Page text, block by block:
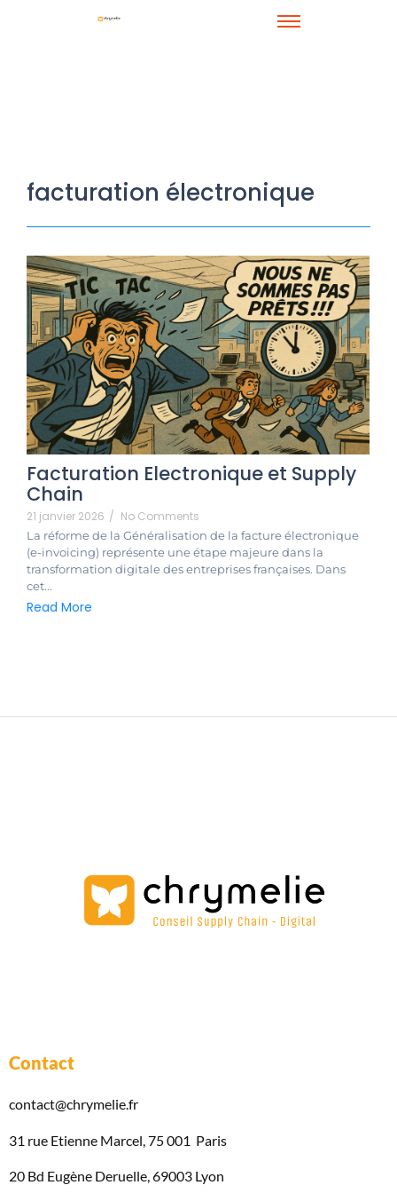
facturation électronique
Facturation Electronique et Supply
Chain
21 janvier 2026 / No Comments
La réforme de la Généralisation de la facture électronique
(e-invoicing) représente une étape majeure dans la
transformation digitale des entreprises françaises. Dans
cet...
Read More
Contact
contact@chrymelie.fr
31 rue Etienne Marcel, 75 001 Paris
20 Bd Eugène Deruelle, 69003 Lyon